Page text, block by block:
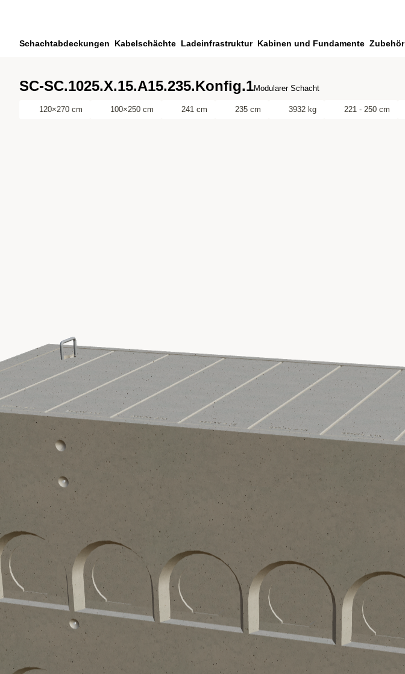
Zu ihrem Konto springen
Schachtabdeckungen Kabelschächte Ladeinfrastruktur Kabinen und Fundamente Zubehör
Modularer Schacht
SC-SC.1025.X.15.A15.235.Konfig.1
120×270 cm 100×250 cm 241 cm 235 cm 3932 kg 221 - 250 cm